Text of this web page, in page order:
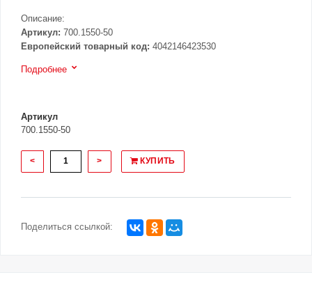
Описание:
Артикул: 700.1550-50
Европейский товарный код: 4042146423530
Подробнее
Артикул
700.1550-50
< > КУПИТЬ
Поделиться ссылкой: